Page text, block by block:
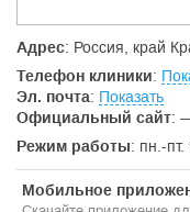
Адрес: Россия, край
Телефон клиники:
Эл. почта: Показать
Официальный сайт:
Режим работы: пн.-
Мобильное